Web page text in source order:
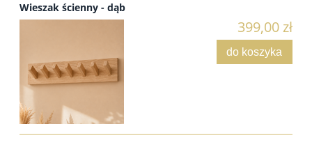
Wieszak ścienny - dąb
399,00 zł
do koszyka